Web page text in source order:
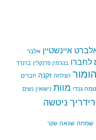
איינשטיין אלבר
לחברו בנג'מין פרנקלין ברנרד
הומור הצלחה זקנה חברים
גנדי מוות נישואין נשים
ניטשה
שמחה שנאה שקר